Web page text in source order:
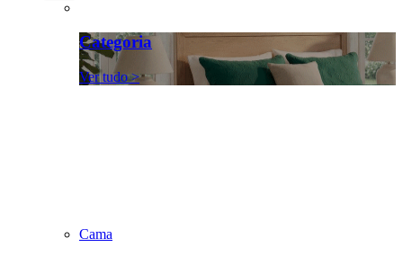
Categoria
Ver tudo >
Cama